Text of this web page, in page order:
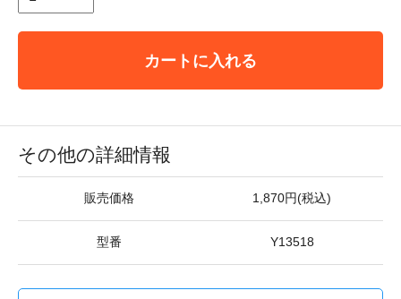
カートに入れる
その他の詳細情報
販売価格 1,870円(税込)
型番 Y13518